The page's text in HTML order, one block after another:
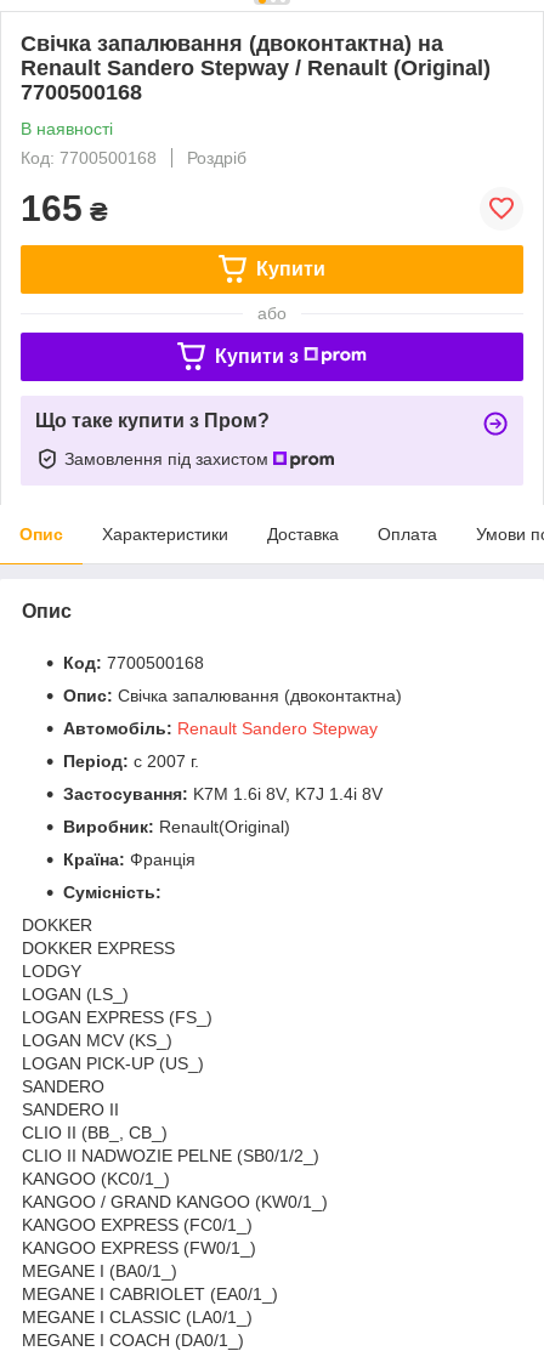
Свічка запалювання (двоконтактна) на
Renault Sandero Stepway / Renault (Original)
7700500168
В наявності
Код: 7700500168
Роздріб
165 ₴
Купити
або
Купити з
Що таке купити з Пром?
Замовлення під захистом
Опис Характеристики Доставка Оплата Умови
Опис
Код: 7700500168
Опис: Свічка запалювання (двоконтактна)
Автомобіль: Renault Sandero Stepway
Період: c 2007 г.
Застосування: K7M 1.6i 8V, K7J 1.4i 8V
Виробник: Renault(Original)
Країна: Франція
Сумісність:
DOKKER
DOKKER EXPRESS
LODGY
LOGAN (LS_)
LOGAN EXPRESS (FS_)
LOGAN MCV (KS_)
LOGAN PICK-UP (US_)
SANDERO
SANDERO II
CLIO II (BB_, CB_)
CLIO II NADWOZIE PELNE (SB0/1/2_)
KANGOO (KC0/1_)
KANGOO / GRAND KANGOO (KW0/1_)
KANGOO EXPRESS (FC0/1_)
KANGOO EXPRESS (FW0/1_)
MEGANE I (BA0/1_)
MEGANE I CABRIOLET (EA0/1_)
MEGANE I CLASSIC (LA0/1_)
MEGANE I COACH (DA0/1_)